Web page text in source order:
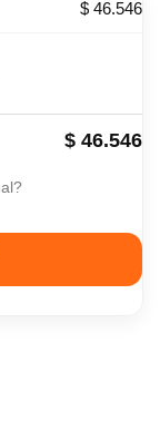
$ 46.546
$ 46.546